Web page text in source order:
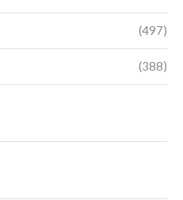
(497)
(388)